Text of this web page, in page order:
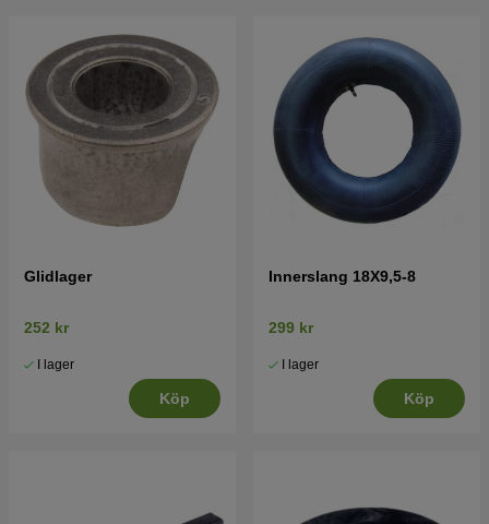
Glidlager
252 kr
I lager
Köp
Innerslang 18X9,5-8
299 kr
I lager
Köp